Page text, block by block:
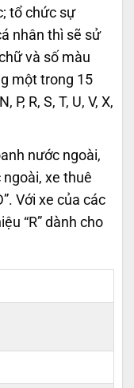
tổ chức sự
nhân thì sẽ sử
và số màu
một trong 15
P, R, S, T, U, V, X,
nước ngoài,
xe thuê
Với xe của các
“R” dành cho